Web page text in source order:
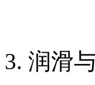
3. 润滑